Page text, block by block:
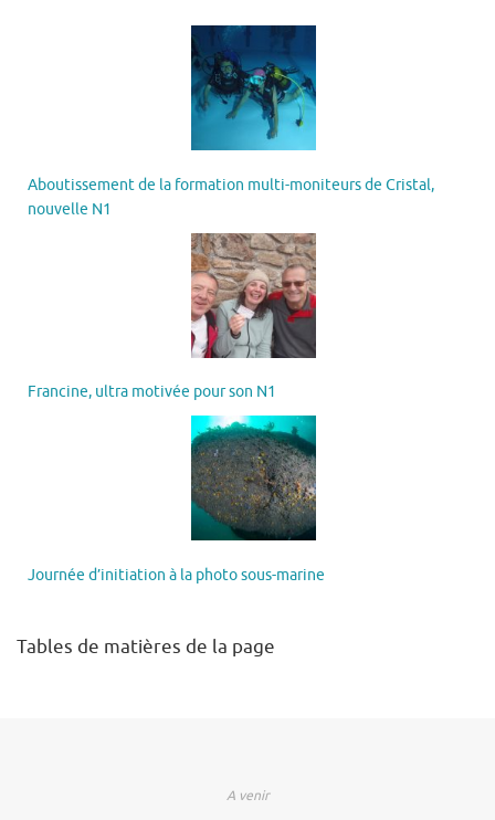
Aboutissement de la formation multi-moniteurs de Cristal,
nouvelle N1
Francine, ultra motivée pour son N1
Journée d’initiation à la photo sous-marine
Tables de matières de la page
A venir